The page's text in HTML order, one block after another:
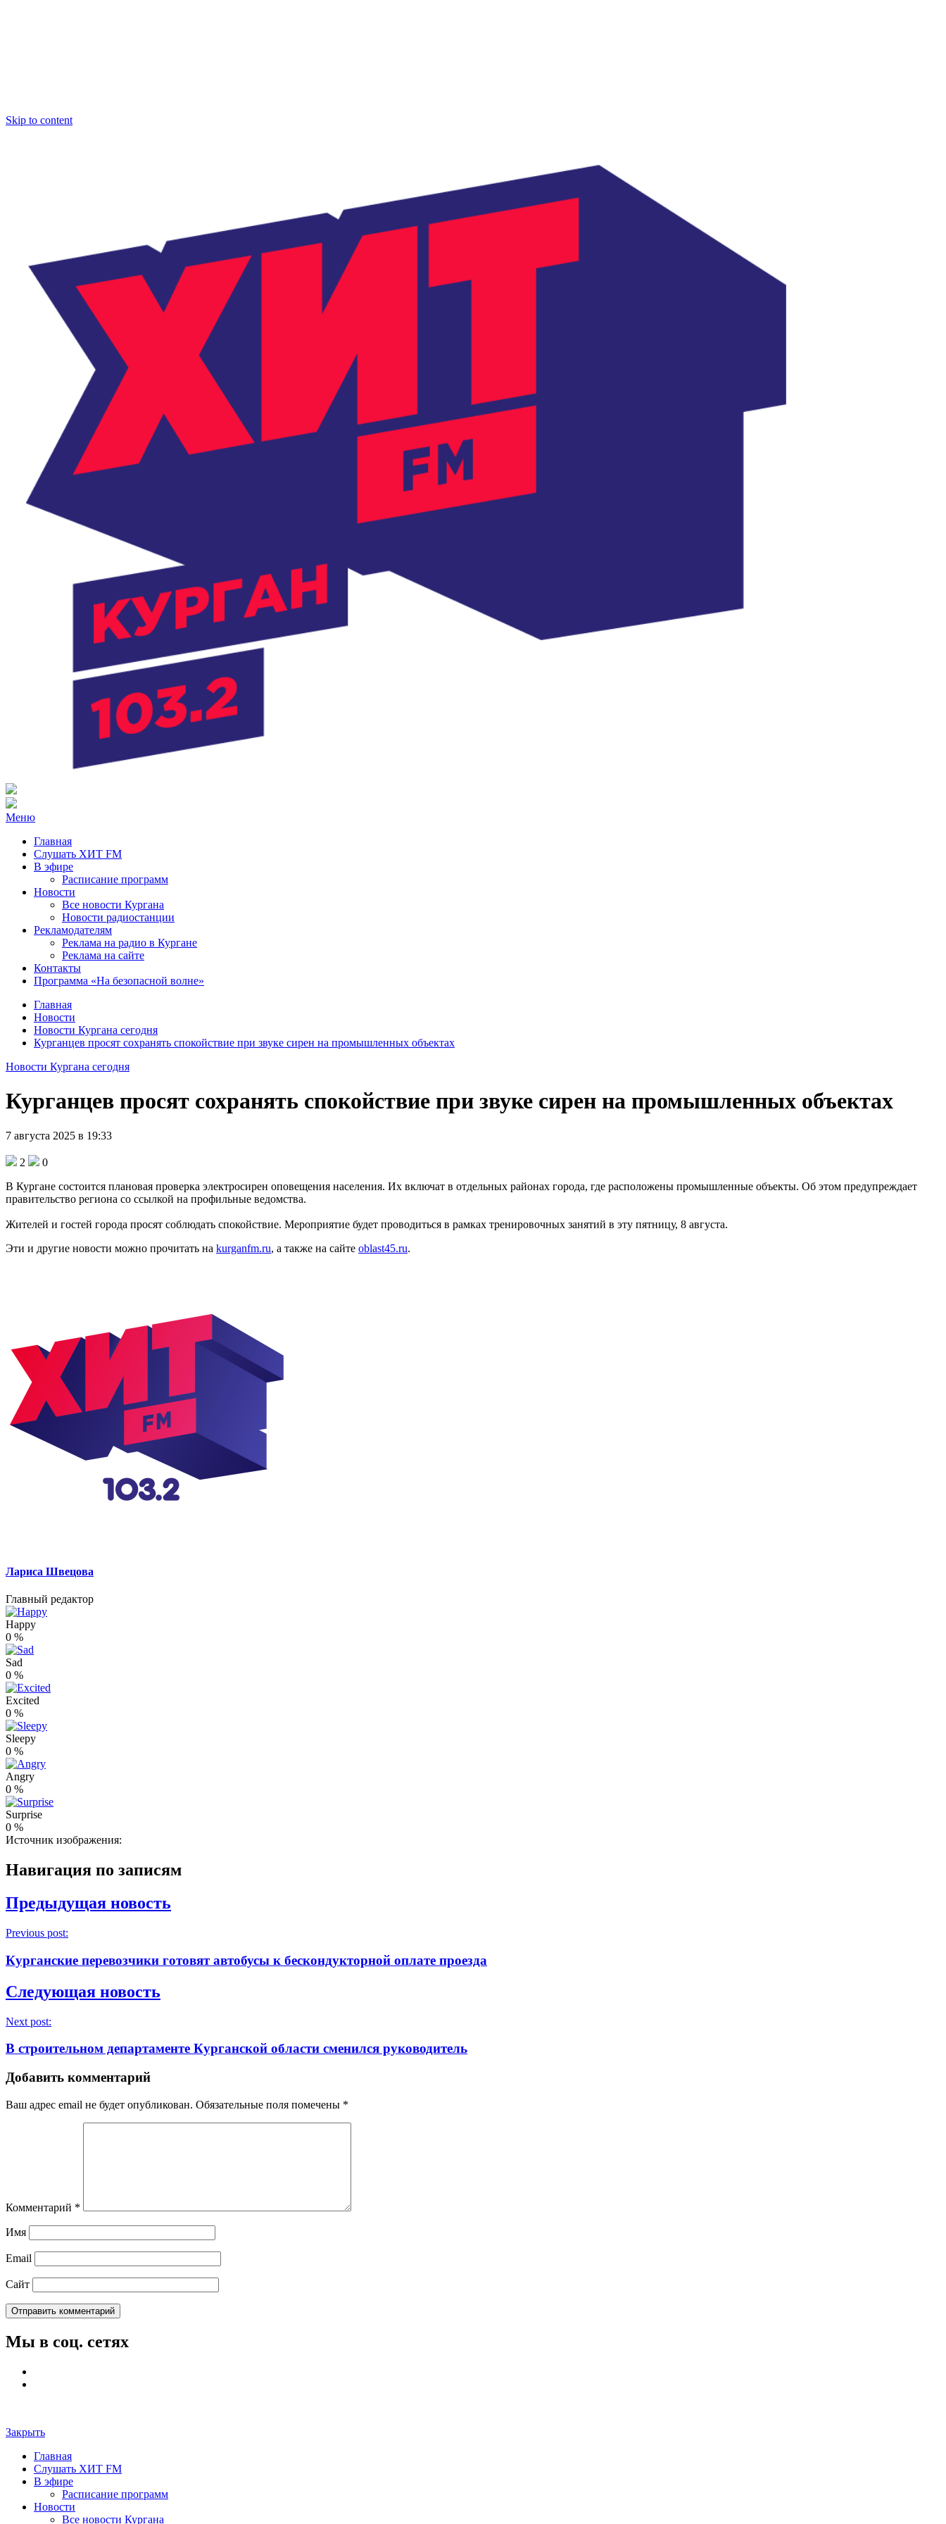
Skip to content
Радио ХИТ FM Курган
103.2 FM
Меню
Главная
Слушать ХИТ FM
В эфире
Расписание программ
Новости
Все новости Кургана
Новости радиостанции
Рекламодателям
Реклама на радио в Кургане
Реклама на сайте
Контакты
Программа «На безопасной волне»
Главная
Новости
Новости Кургана сегодня
Курганцев просят сохранять спокойствие при звуке сирен на промышленных объектах
Новости Кургана сегодня
Курганцев просят сохранять спокойствие при звуке сирен на промышленных объектах
7 августа 2025 в 19:33
2
0
В Кургане состоится плановая проверка электросирен оповещения населения. Их включат в отдельных районах города, где расположены промышленные объекты. Об этом предупреждает
правительство региона со ссылкой на профильные ведомства.
Жителей и гостей города просят соблюдать спокойствие. Мероприятие будет проводиться в рамках тренировочных занятий в эту пятницу, 8 августа.
Эти и другие новости можно прочитать на kurganfm.ru, а также на сайте oblast45.ru.
Лариса Швецова
Главный редактор
Happy
0 %
Sad
0 %
Excited
0 %
Sleepy
0 %
Angry
0 %
Surprise
0 %
Источник изображения:
Навигация по записям
Предыдущая новость
Previous post:
Курганские перевозчики готовят автобусы к бескондукторной оплате проезда
Следующая новость
Next post:
В строительном департаменте Курганской области сменился руководитель
Добавить комментарий
Ваш адрес email не будет опубликован. Обязательные поля помечены *
Комментарий *
Имя
Email
Сайт
Мы в соц. сетях
Закрыть
Главная
Слушать ХИТ FM
В эфире
Расписание программ
Новости
Все новости Кургана